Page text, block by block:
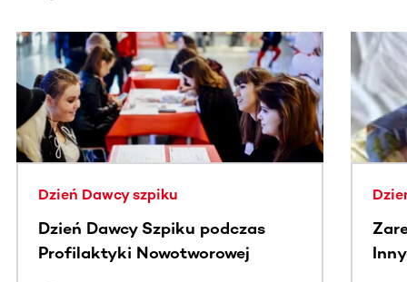
Ta sekcja zawiera treści przewijane w poziomie. Użyj
Dzień Dawcy szpiku
Dzień Dawcy Szpiku podczas
Profilaktyki Nowotworowej